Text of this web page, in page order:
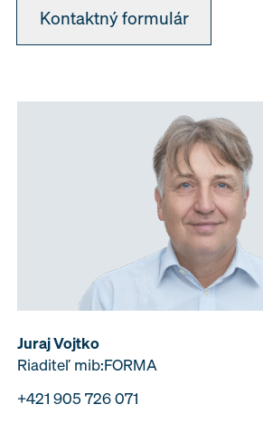
Kontaktný formulár
Juraj Vojtko
Riaditeľ mib:FORMA
+421 905 726 071